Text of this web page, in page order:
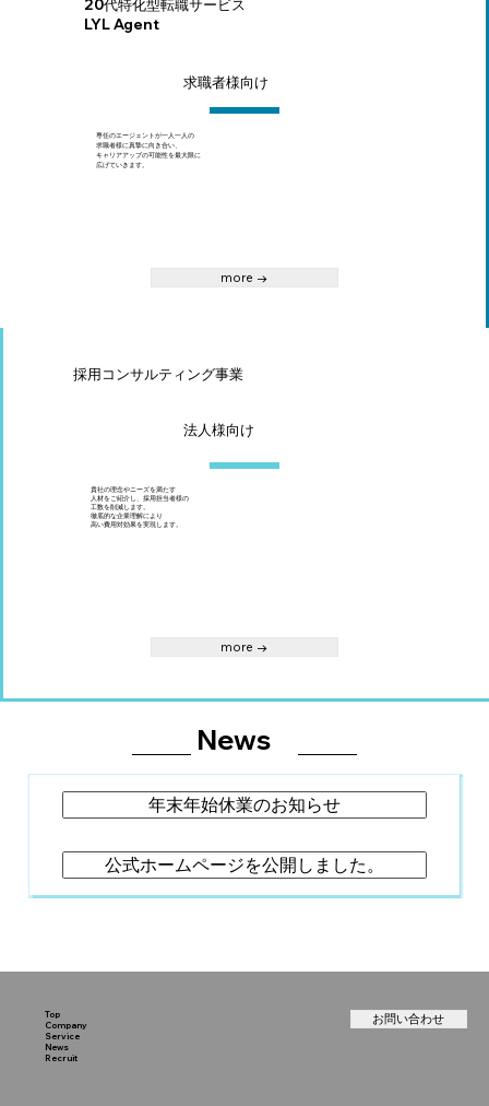
専任のエージェントが一人一人の
求職者様に真摯に向き合い、
キャリアアップの可能性を最大限に
広げていきます。
more →
20代特化型転職サービス
LYL Agent
求職者様向け
法人様向け
貴社の理念やニーズを満たす
人材をご紹介し、採用担当者様の
工数を削減します。
徹底的な企業理解により
高い費用対効果を実現します。
more →
採用コンサルティング事業
News
年末年始休業のお知らせ
公式ホームページを公開しました。
お問い合わせ
Top
Company
Service
News
Recruit